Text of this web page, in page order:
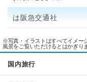
は阪急交通社
※写真・イラストはすべてイメー
風景をご覧いただけるとはかぎり
国内旅行